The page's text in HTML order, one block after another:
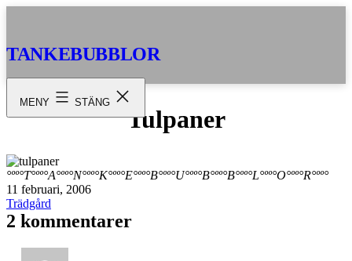
TANKEBUBBLOR
MENY STÄNG
Tulpaner
°ºº°T°ºº°A°ºº°N°ºº°K°ºº°E°ºº°B°ºº°U°ºº°B°ºº°B°ºº°L°ºº°O°ºº°R°ºº°
Publicerat
den
11 februari, 2006
Kategoriserat
som
Trädgård
2 kommentarer